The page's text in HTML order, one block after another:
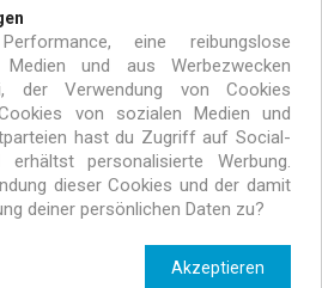
auf alle Bestellungen über 99€
Materialien
nur für MURRAYI Abonnenten
eine reibungslose
und aus Werbezwecken
der Verwendung von Cookies
von sozialen Medien und
hast du Zugriff auf Social-
erhältst personalisierte Werbung.
dieser Cookies und der damit
deiner persönlichen Daten zu?
Akzeptieren